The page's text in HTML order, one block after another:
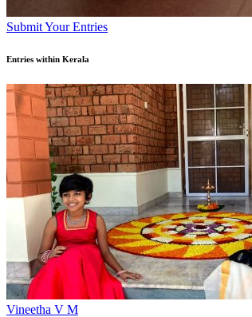
Submit Your Entries
Entries within Kerala
Vineetha V M